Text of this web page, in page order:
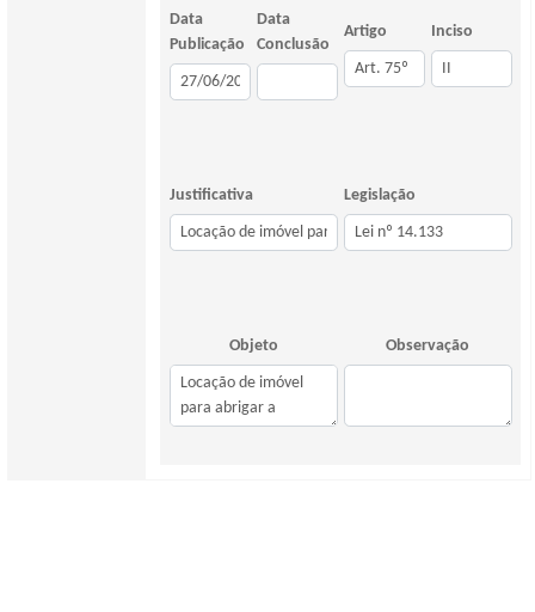
Data
Publicação
Data
Conclusão
Artigo Inciso
Justificativa Legislação
Objeto Observação